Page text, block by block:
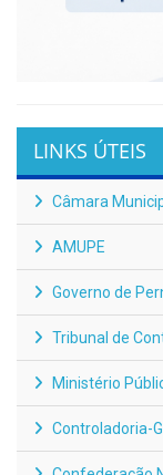
LINKS ÚTEIS
Câmara
AMUPE
Governo de
Tribunal de
Ministério
Controladoria-